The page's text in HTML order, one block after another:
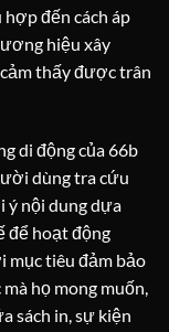
đến cách áp
hiệu xây
thấy được trân
di động của 66b
dùng tra cứu
ý nội dung dựa
để hoạt động
mục tiêu đảm bảo
họ mong muốn,
sách in, sự kiện